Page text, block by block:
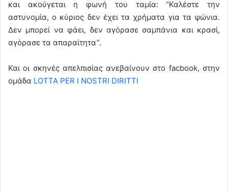
και ακούγεται η φωνή του ταμία: “Καλέστε την
αστυνομία, ο κύριος δεν έχει τα χρήματα για τα ψώνια.
Δεν μπορεί να φάει, δεν αγόρασε σαμπάνια και κρασί,
αγόρασε τα απαραίτητα”.
Και οι σκηνές απελπισίας ανεβαίνουν στο facbook, στην
ομάδα LOTTA PER I NOSTRI DIRITTI